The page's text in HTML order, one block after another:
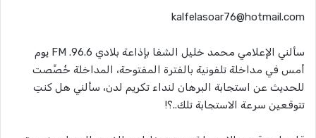
kalfelasoar76@hotmail.com
سألني الإعلامي محمد خليل الشفا بإذاعة بلادي 96.6. FM يوم
أمس في مداخلة تلفونية بالفترة المفتوحة، المداخلة خُصِّصت
للحديث عن استجابة البرهان لنداء تكريم لدن، سألني هل كنتِ
تتوقعين سرعة الاستجابة تلك..؟!